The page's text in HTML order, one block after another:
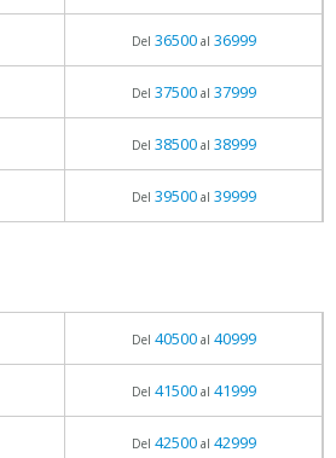
Del 36500al 36999
Del 37500al 37999
Del 38500al 38999
Del 39500al 39999
Del 40500al 40999
Del 41500al 41999
Del 42500al 42999